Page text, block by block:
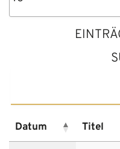
Datum Titel